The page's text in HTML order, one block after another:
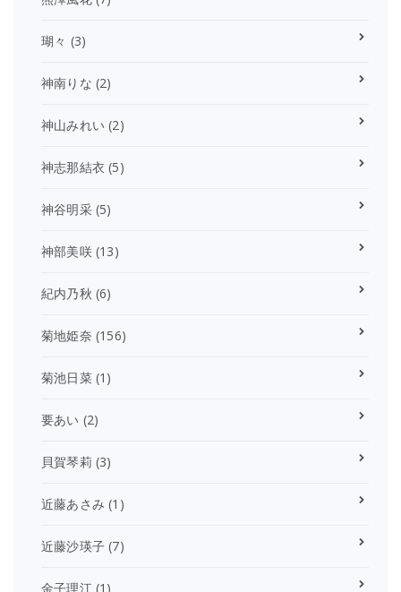
瑚々 (3)
神南りな (2)
神山みれい (2)
神志那結衣 (5)
神谷明采(5)
神部美咲(13)
紀内乃秋 (6)
菊地姫奈 (156)
菊池日菜(1)
要あい (2)
貝賀琴莉 (3)
近藤あさみ (1)
近藤沙瑛子 (7)
金子理江(1)